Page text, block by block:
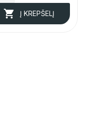
 Į KREPŠELĮ